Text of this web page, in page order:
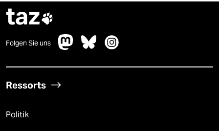
taz
Folgen Sie uns
Ressorts
Politik